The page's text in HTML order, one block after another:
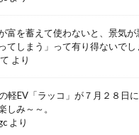
富を蓄えて使わないと、景気
てしまう」って有り得ないでし
より
軽EV「ラッコ」が７月２８日
しみ～～。
より